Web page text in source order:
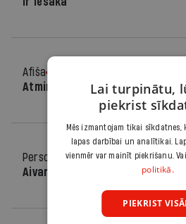
Afiša
Atmiņas caur kameras aci
Personība 07.07.2021.
Aivar, uztaisi bildītes!
Lai turpinātu,
piekrist
Mēs izmantojam tikai sīkdatnes,
lapas darbībai un analītikai.
vienmēr var mainīt piekrišanu.
politikā.
PIEKRIST